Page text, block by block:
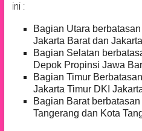
ini :
Bagian Utara
Jakarta Barat dan
Bagian Selatan
Depok Propinsi Jawa
Bagian Timur
Jakarta Timur DKI
Bagian Barat
Tangerang dan Kota